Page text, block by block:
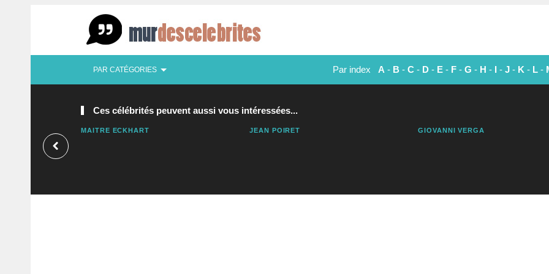
PAR CATÉGORIES Par index A - B - C - D - E - F - G - H - I - J - K - L -
Ces célébrités peuvent aussi vous intéressées...
MAITRE ECKHART JEAN POIRET GIOVANNI VERGA